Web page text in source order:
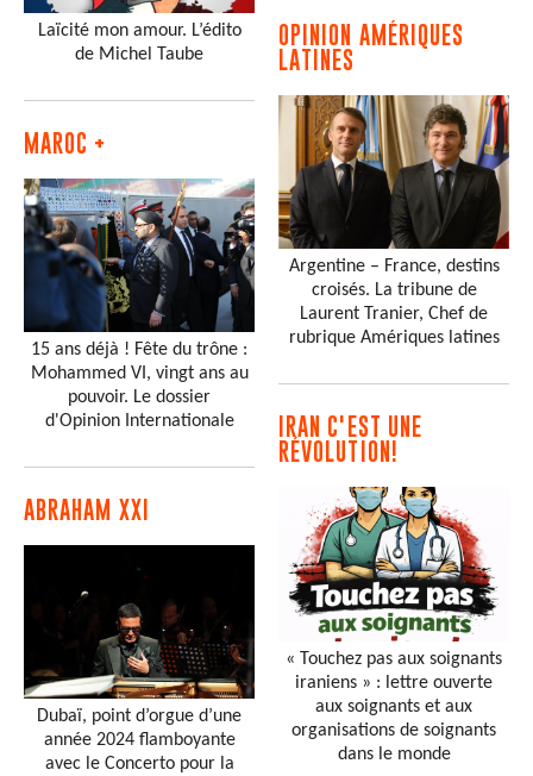
Laïcité mon amour. L’édito
de Michel Taube
MAROC +
15 ans déjà ! Fête du trône :
Mohammed VI, vingt ans au
pouvoir. Le dossier
d'Opinion Internationale
ABRAHAM XXI
Dubaï, point d’orgue d’une
année 2024 flamboyante
avec le Concerto pour la
OPINION AMÉRIQUES
LATINES
Argentine – France, destins
croisés. La tribune de
Laurent Tranier, Chef de
rubrique Amériques latines
IRAN C'EST UNE
RÉVOLUTION!
« Touchez pas aux soignants
iraniens » : lettre ouverte
aux soignants et aux
organisations de soignants
dans le monde